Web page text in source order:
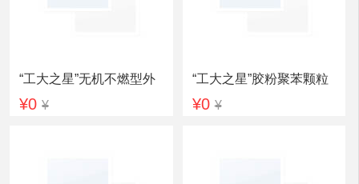
“工大之星”无机不燃型外
墙保温系统
¥0 ¥
“工大之星”胶粉聚苯颗粒
外墙外保温系统
¥0¥